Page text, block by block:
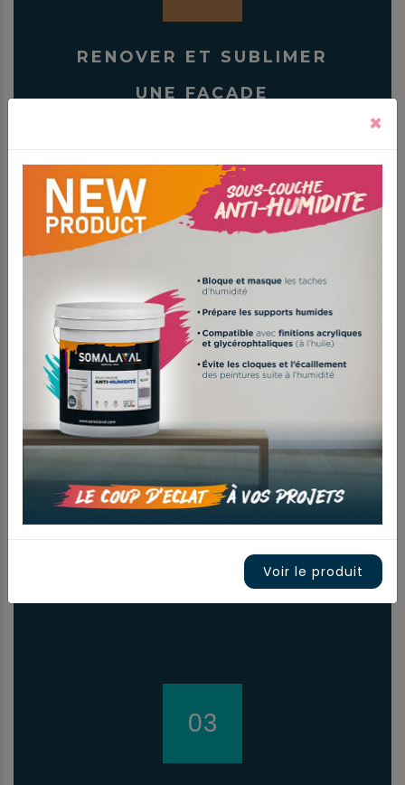
APPUYER SUR ENTRÉE POUR RECHERCHER
×
Voir le produit
RENOVER ET SUBLIMER
UNE FAÇADE
La problématique:Vos murs
extérieurs subissent le soleil intense,
les fortes pluies et l’encrassement.
La solution Somalaval :
peintures siloxanes ou acryliques
haute performance qui forment un
bouclier protecteur, tout en laissant
respirer le support et sans jamais
négliger l’esthétique.
Valnyl Extérieur
Mat Acryl-
03